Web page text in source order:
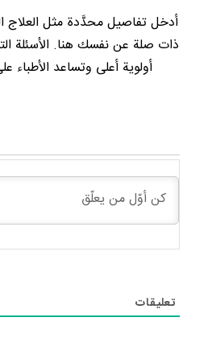
أدخل تفاصيل محدَّدة مثل العلاج
ذات صلة عن نفسك هنا. الأسئلة
أولوية أعلى وتساعد الأطباء
تعليقات